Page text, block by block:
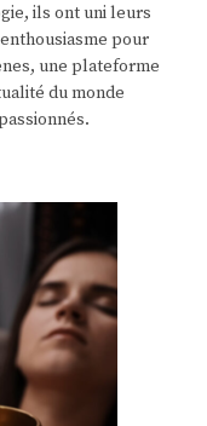
ils ont uni leurs
pour
une plateforme
du monde